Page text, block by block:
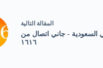
المقالة التالية
1616 في السعودية - جاني اتصال من
١٦١٦